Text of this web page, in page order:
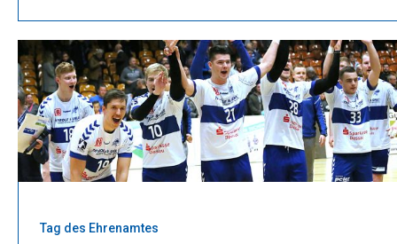
Tag des Ehrenamtes